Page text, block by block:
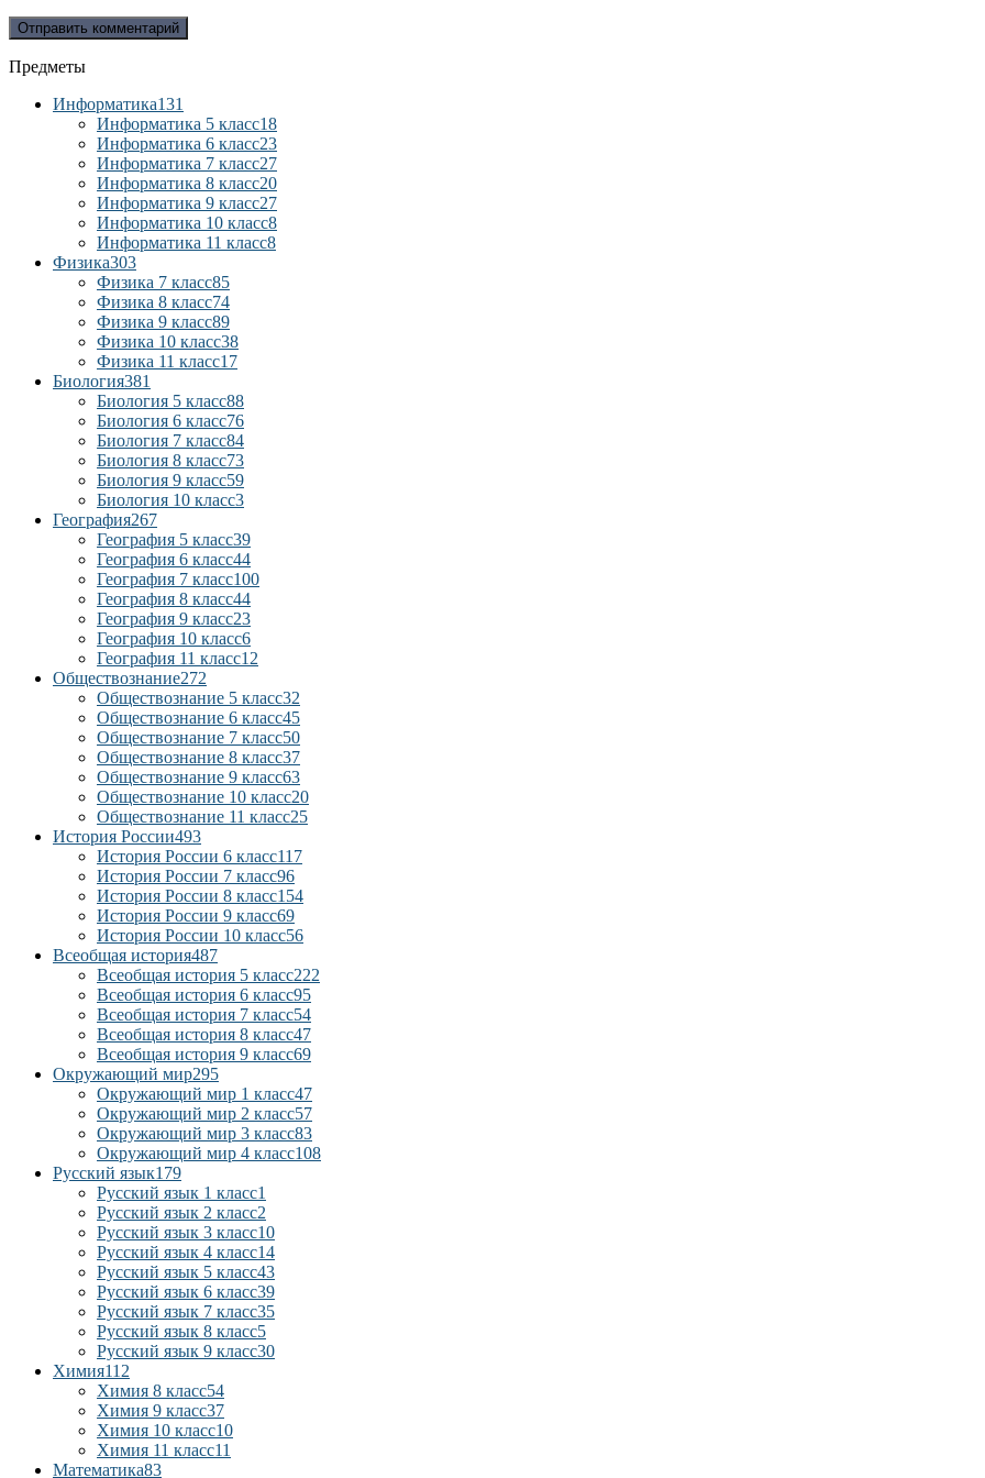
Предметы
Информатика131
Информатика 5 класс18
Информатика 6 класс23
Информатика 7 класс27
Информатика 8 класс20
Информатика 9 класс27
Информатика 10 класс8
Информатика 11 класс8
Физика303
Физика 7 класс85
Физика 8 класс74
Физика 9 класс89
Физика 10 класс38
Физика 11 класс17
Биология381
Биология 5 класс88
Биология 6 класс76
Биология 7 класс84
Биология 8 класс73
Биология 9 класс59
Биология 10 класс3
География267
География 5 класс39
География 6 класс44
География 7 класс100
География 8 класс44
География 9 класс23
География 10 класс6
География 11 класс12
Обществознание272
Обществознание 5 класс32
Обществознание 6 класс45
Обществознание 7 класс50
Обществознание 8 класс37
Обществознание 9 класс63
Обществознание 10 класс20
Обществознание 11 класс25
История России493
История России 6 класс117
История России 7 класс96
История России 8 класс154
История России 9 класс69
История России 10 класс56
Всеобщая история487
Всеобщая история 5 класс222
Всеобщая история 6 класс95
Всеобщая история 7 класс54
Всеобщая история 8 класс47
Всеобщая история 9 класс69
Окружающий мир295
Окружающий мир 1 класс47
Окружающий мир 2 класс57
Окружающий мир 3 класс83
Окружающий мир 4 класс108
Русский язык179
Русский язык 1 класс1
Русский язык 2 класс2
Русский язык 3 класс10
Русский язык 4 класс14
Русский язык 5 класс43
Русский язык 6 класс39
Русский язык 7 класс35
Русский язык 8 класс5
Русский язык 9 класс30
Химия112
Химия 8 класс54
Химия 9 класс37
Химия 10 класс10
Химия 11 класс11
Математика83